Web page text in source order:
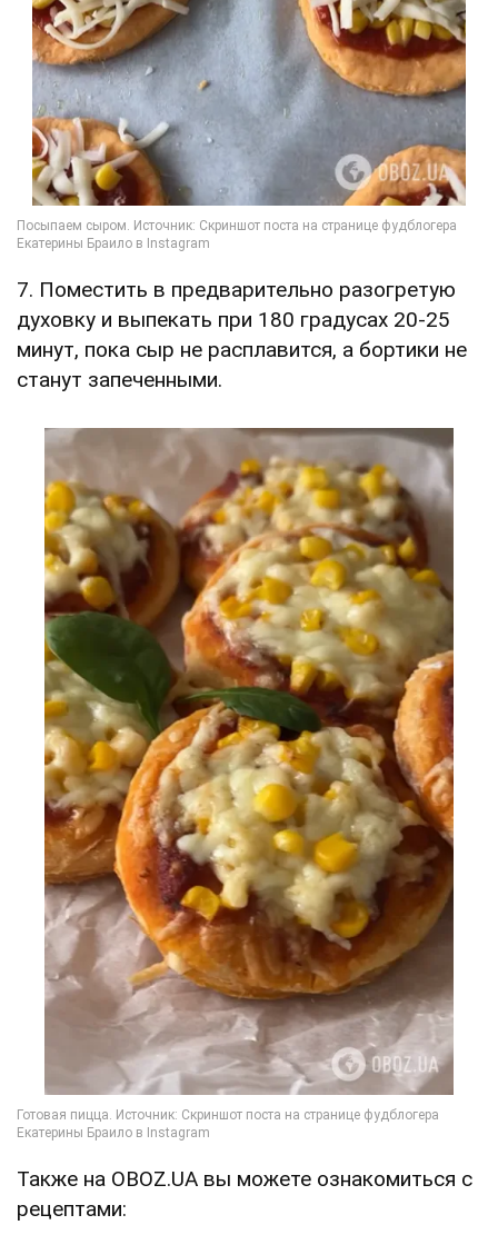
7. Поместить в предварительно разогретую
духовку и выпекать при 180 градусах 20-25
минут, пока сыр не расплавится, а бортики не
станут запеченными.
Также на OBOZ.UA вы можете ознакомиться с
рецептами: